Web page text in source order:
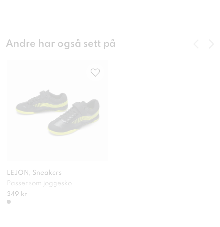
Andre har også sett på
LEJON, Sneakers
Passer som joggesko
349 kr